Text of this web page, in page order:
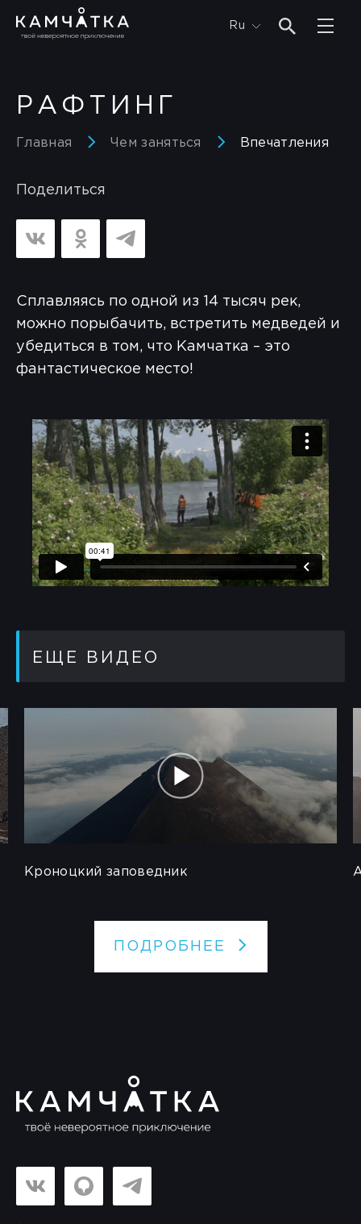
Ru
РАФТИНГ
Главная Чем заняться Впечатления
Поделиться
Сплавляясь по одной из 14 тысяч рек,
можно порыбачить, встретить медведей и
убедиться в том, что Камчатка – это
фантастическое место!
ЕЩЕ ВИДЕО
Кроноцкий заповедник
ПОДРОБНЕЕ